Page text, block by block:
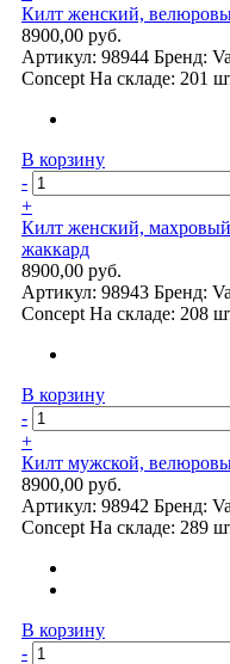
Килт женский,
8900,00 руб.
Артикул: 98944 Бренд:
Concept На складе: 201
В корзину
-
+
Килт женский, махровый
жаккард
8900,00 руб.
Артикул: 98943 Бренд:
Concept На складе: 208
В корзину
-
+
Килт мужской,
8900,00 руб.
Артикул: 98942 Бренд:
Concept На складе: 289
В корзину
-